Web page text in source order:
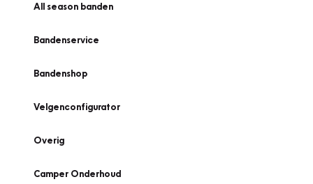
All season banden
Bandenservice
Bandenshop
Velgenconfigurator
Overig
Camper Onderhoud